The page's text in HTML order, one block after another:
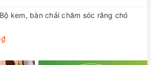
kem, bàn chải chăm sóc răng chó